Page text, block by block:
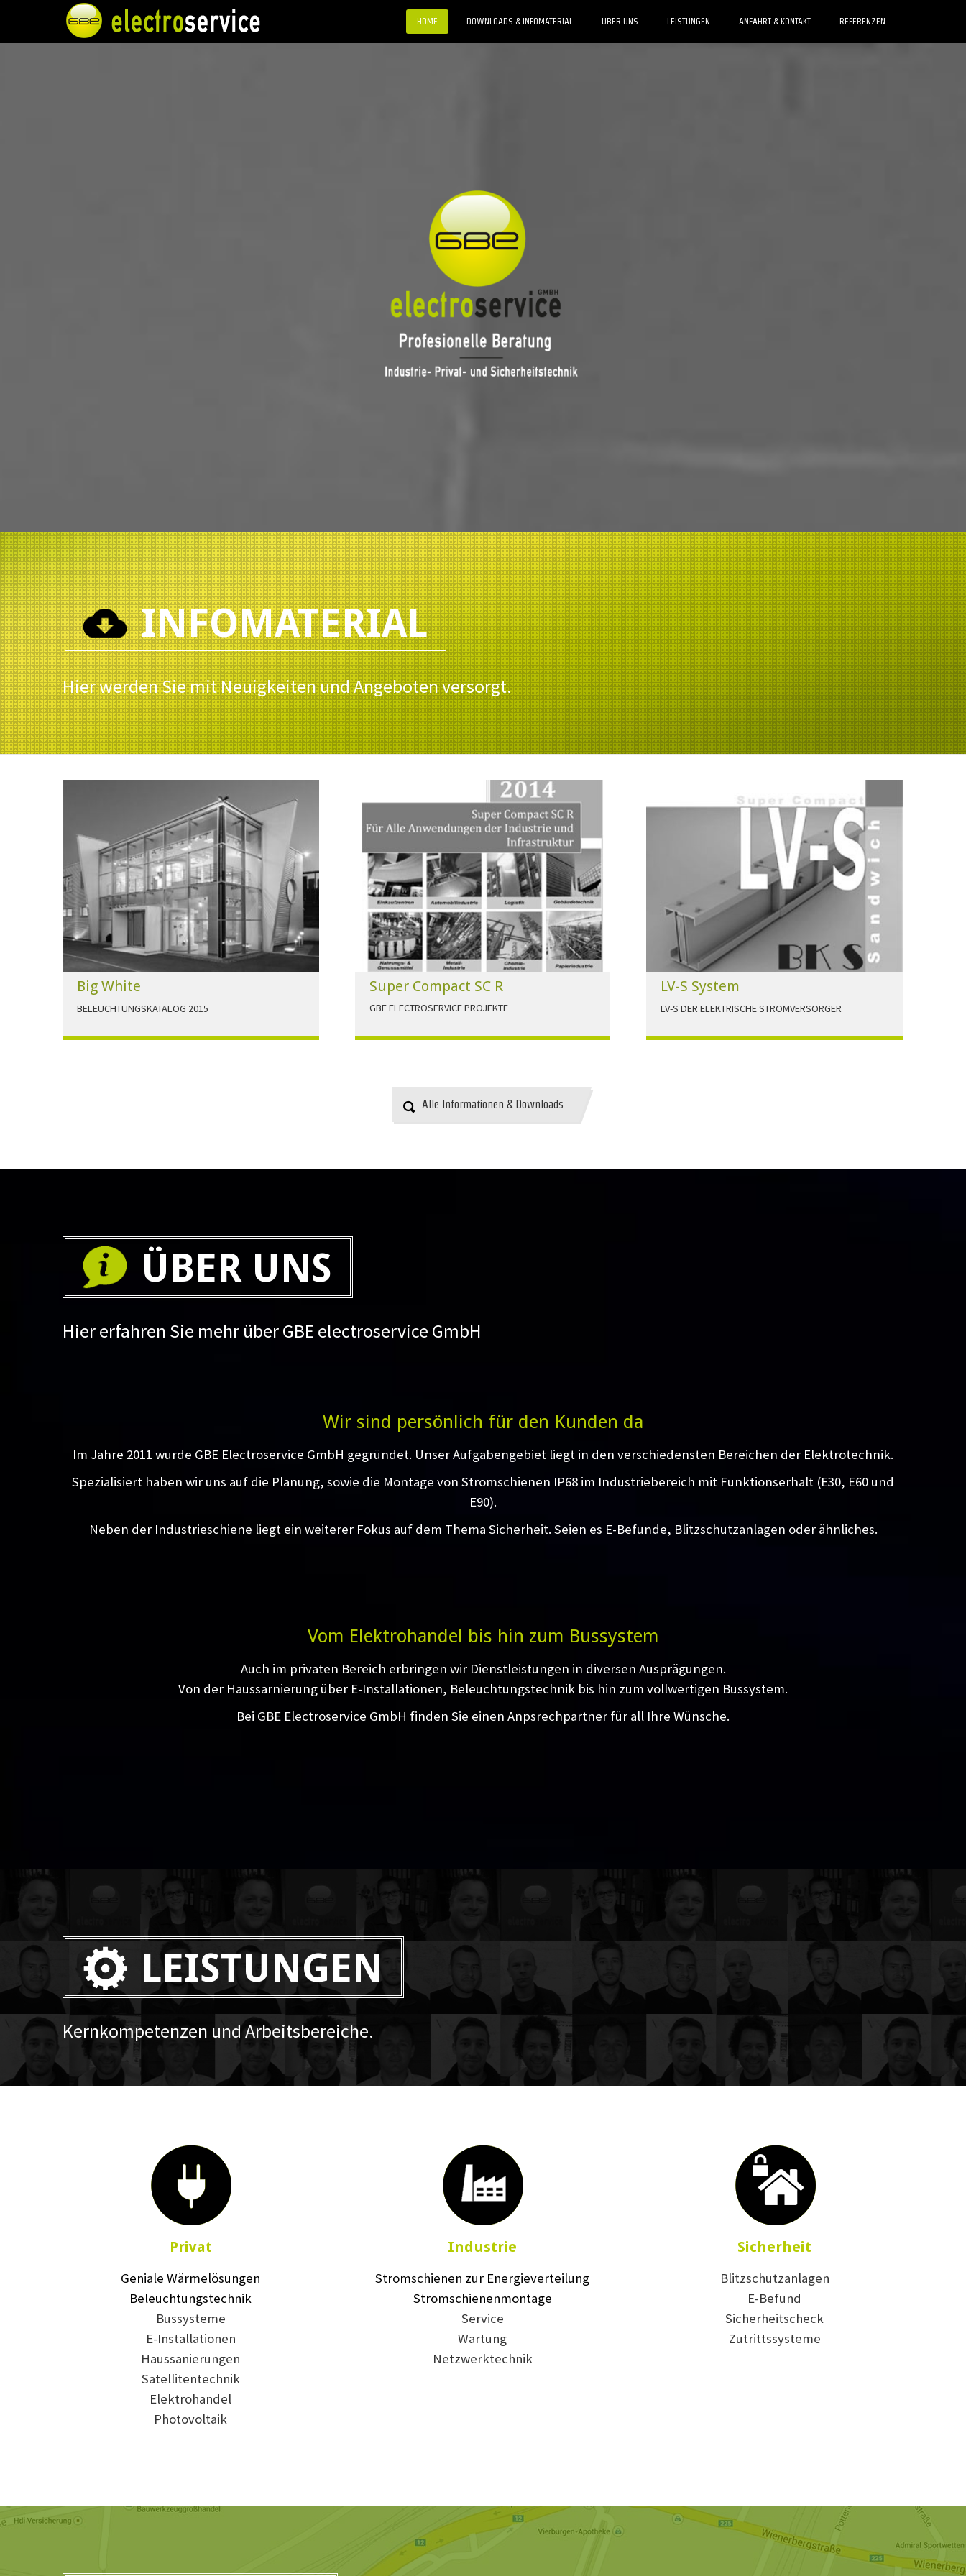
HOME DOWNLOADS & INFOMATERIAL ÜBER UNS LEISTUNGEN ANFAHRT & KONTAKT REFERENZEN
INFOMATERIAL
Hier werden Sie mit Neuigkeiten und Angeboten versorgt.
Big White
BELEUCHTUNGSKATALOG 2015
Super Compact SC R
GBE ELECTROSERVICE PROJEKTE
LV-S System
LV-S DER ELEKTRISCHE STROMVERSORGER
Alle Informationen & Downloads
ÜBER UNS
Hier erfahren Sie mehr über GBE electroservice GmbH
Wir sind persönlich für den Kunden da
Im Jahre 2011 wurde GBE Electroservice GmbH gegründet. Unser Aufgabengebiet liegt in den verschiedensten Bereichen der Elektrotechnik.
Spezialisiert haben wir uns auf die Planung, sowie die Montage von Stromschienen IP68 im Industriebereich mit Funktionserhalt (E30, E60 und
E90).
Neben der Industrieschiene liegt ein weiterer Fokus auf dem Thema Sicherheit. Seien es E-Befunde, Blitzschutzanlagen oder ähnliches.
Vom Elektrohandel bis hin zum Bussystem
Auch im privaten Bereich erbringen wir Dienstleistungen in diversen Ausprägungen.
Von der Haussarnierung über E-Installationen, Beleuchtungstechnik bis hin zum vollwertigen Bussystem.
Bei GBE Electroservice GmbH finden Sie einen Anpsrechpartner für all Ihre Wünsche.
LEISTUNGEN
Kernkompetenzen und Arbeitsbereiche.
Privat
Geniale Wärmelösungen
Beleuchtungstechnik
Bussysteme
E-Installationen
Haussanierungen
Satellitentechnik
Elektrohandel
Photovoltaik
Industrie
Stromschienen zur Energieverteilung
Stromschienenmontage
Service
Wartung
Netzwerktechnik
Sicherheit
Blitzschutzanlagen
E-Befund
Sicherheitscheck
Zutrittssysteme